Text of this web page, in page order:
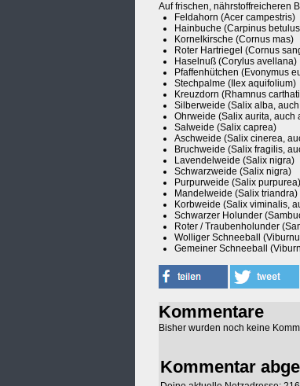
Auf frischen, nährstoffreicheren
Feldahorn (Acer campestris)
Hainbuche (Carpinus
Kornelkirsche (Cornus mas)
Roter Hartriegel (Cornus
Haselnuß (Corylus avellana)
Pfaffenhütchen (Evonymus
Stechpalme (Ilex aquifolium)
Kreuzdorn (Rhamnus
Silberweide (Salix alba,
Ohrweide (Salix aurita, auch
Salweide (Salix caprea)
Aschweide (Salix cinerea,
Bruchweide (Salix fragilis,
Lavendelweide (Salix nigra)
Schwarzweide (Salix nigra)
Purpurweide (Salix purpurea)
Mandelweide (Salix triandra)
Korbweide (Salix viminalis,
Schwarzer Holunder
Roter / Traubenholunder
Wolliger Schneeball
Gemeiner Schneeball
Kommentare
Bisher wurden noch keine
Kommentar